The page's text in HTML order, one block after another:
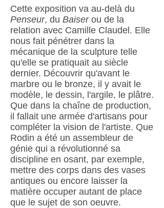
Cette exposition va au-delà du
Penseur, du Baiser ou de la
relation avec Camille Claudel. Elle
nous fait pénétrer dans la
mécanique de la sculpture telle
qu'elle se pratiquait au siècle
dernier. Découvrir qu'avant le
marbre ou le bronze, il y avait le
modèle, le dessin, l'argile, le plâtre.
Que dans la chaîne de production,
il fallait une armée d'artisans pour
compléter la vision de l'artiste. Que
Rodin a été un assembleur de
génie qui a révolutionné sa
discipline en osant, par exemple,
mettre des corps dans des vases
antiques ou encore laisser la
matière occuper autant de place
que le sujet de son oeuvre.